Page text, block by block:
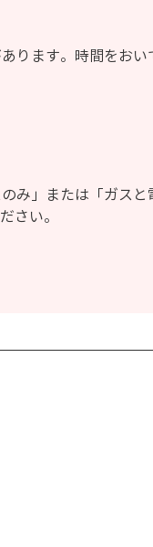
ります。時間をおい
み」または「ガス
さい。